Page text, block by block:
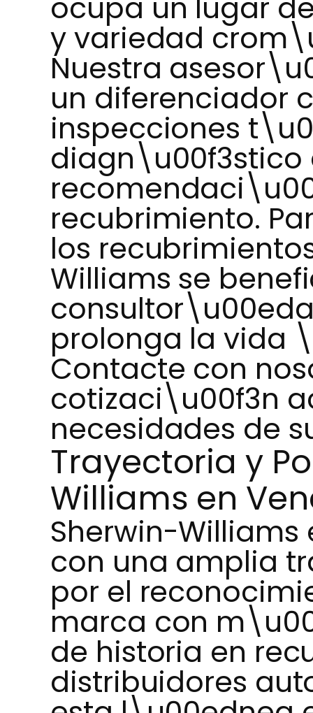
y variedad
Nuestra
un diferenciador
inspecciones
diagn\u00f3stico
recubrimiento.
los
Williams se
prolonga la vida
Contacte con
cotizaci\u00f3n
necesidades de
Trayectoria y
Williams en
Sherwin-Williams
con una amplia
por el
marca con
de historia en
distribuidores